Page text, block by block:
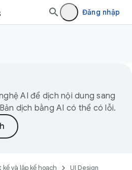
Đăng nhập
AI để dịch nội dung sang
dịch bằng AI có thể có lỗi.
kế và lập kế hoạch
UI Design